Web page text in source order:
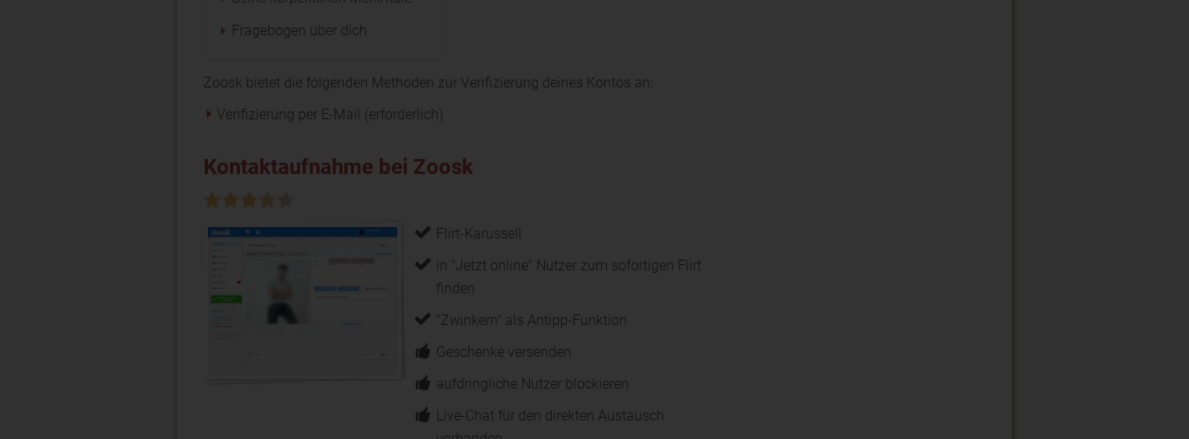
Fragebogen über dich
Zoosk bietet die folgenden Methoden zur Verifizierung deines Kontos an:
Verifizierung per E-Mail (erforderlich)
Kontaktaufnahme bei Zoosk
Flirt-Karussell
in "Jetzt online" Nutzer zum sofortigen Flirt
finden
"Zwinkern" als Antipp-Funktion
Geschenke versenden
aufdringliche Nutzer blockieren
Live-Chat für den direkten Austausch